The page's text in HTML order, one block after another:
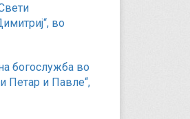
во
богослужба во
Петар и Павле“,